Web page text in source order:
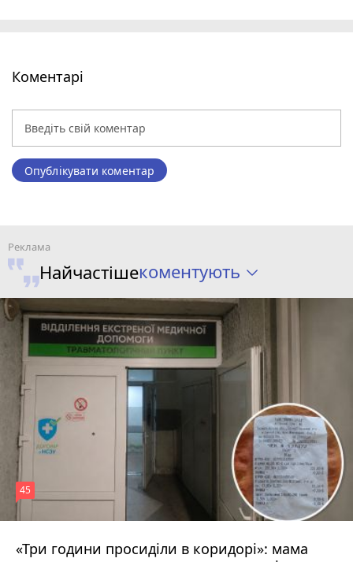
Коментарі
Опублікувати коментар
Найчастішекоментують
«Три години просиділи в коридорі»: мама
45
Вчора о 13:05